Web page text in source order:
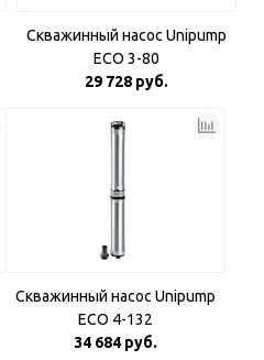
Скважинный насос Unipump
ECO 3-80
29 728 руб.
Скважинный насос Unipump
ECO 4-132
34 684 руб.